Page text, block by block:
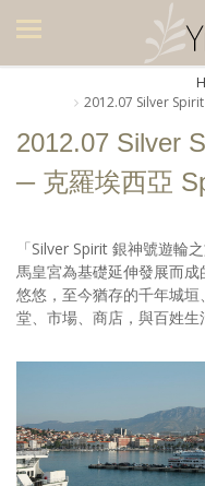
美食集
美飲集
廚房集
旅遊集
旅遊美食集
生活風
餐桌週記
享樂隨手拍
2012.07 Silver
2012.07 Silver
─ 克羅埃西亞
「Silver Spirit 銀神號遊輪
馬皇宮為基礎延伸發展而
悠悠，至今猶存的千年城
堂、市場、商店，與百姓